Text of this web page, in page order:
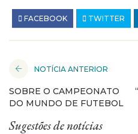
FACEBOOK TWITTER
NOTÍCIA ANTERIOR
SOBRE O CAMPEONATO
DO MUNDO DE FUTEBOL
Sugestões de notícias